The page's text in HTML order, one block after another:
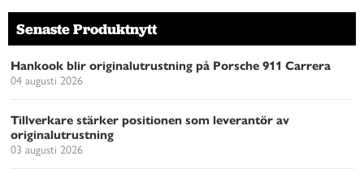
Senaste Produktnytt
Hankook blir originalutrustning på Porsche 911 Carrera
04 augusti 2026
Tillverkare stärker positionen som leverantör av
originalutrustning
03 augusti 2026